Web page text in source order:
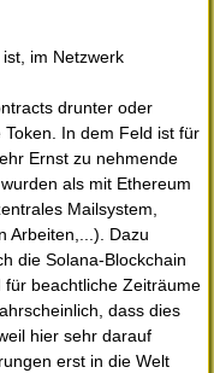
im Netzwerk
drunter oder
In dem Feld ist für
Ernst zu nehmende
als mit Ethereum
Mailsystem,
Arbeiten,...). Dazu
die Solana-Blockchain
beachtliche Zeiträume
dass dies
hier sehr darauf
erst in die Welt